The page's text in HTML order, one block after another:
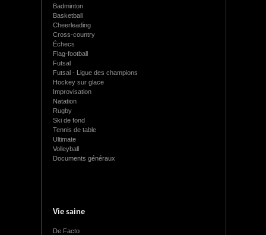
Badminton
Basketball
Cheerleading
Cross-country
Échecs
Flag-football
Futsal
Futsal - Ligue des champions
Hockey sur glace
Improvisation
Natation
Rugby
Ski de fond
Tennis de table
Ultimate
Volleyball
Documents généraux
Vie saine
De Facto